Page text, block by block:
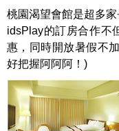
桃園渴望會館是超多
idsPlay的訂房合作不
惠，同時開放暑假不
好把握阿阿阿！)